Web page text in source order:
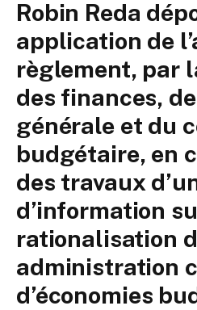
Robin Reda
application de
règlement, par
des finances,
générale et du
budgétaire, en
des travaux
d’information
rationalisation
administration
d’économies